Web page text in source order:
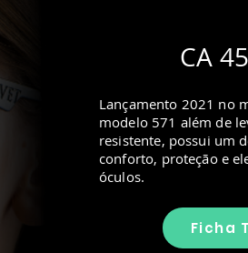
CA
Lançamento 2021 no
modelo 571 além de
resistente, possui um
conforto, proteção e
óculos.
Ficha